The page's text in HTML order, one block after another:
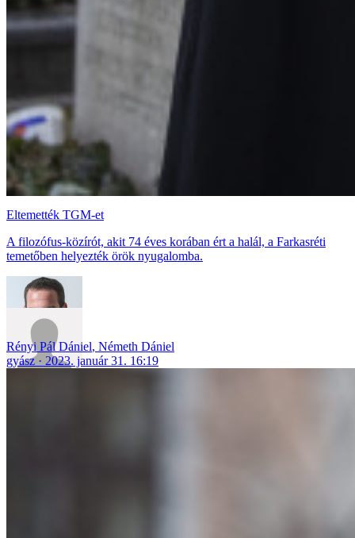
Eltemették TGM-et
A filozófus-közírót, akit 74 éves korában ért a halál, a Farkasréti
temetőben helyezték örök nyugalomba.
Rényi Pál Dániel, Németh Dániel
gyász
2023. január 31. 16:19